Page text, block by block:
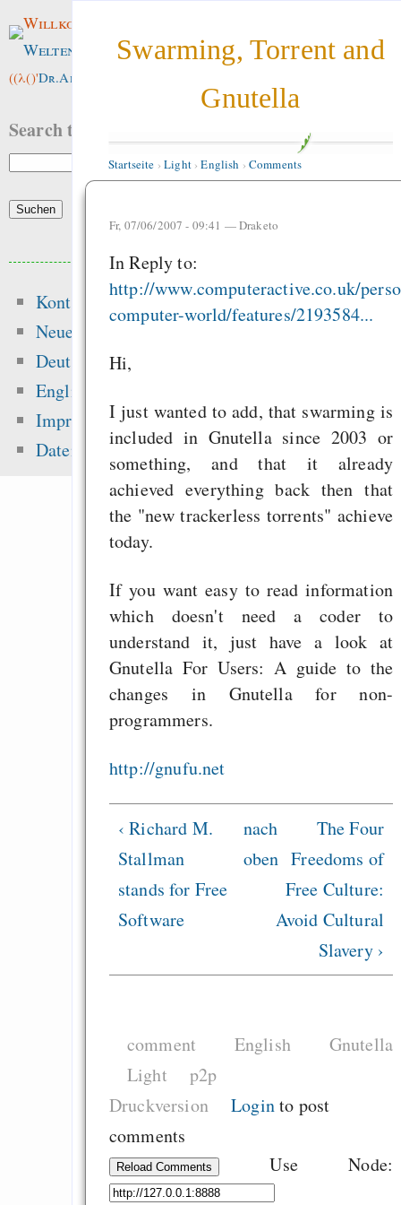
Swarming, Torrent and
Gnutella
Startseite ›Light›English › Comments
Fr, 07/06/2007 - 09:41 —Draketo
In Reply to:
http://www.computeractive.co.uk/
computer-world/features/2193584...
Hi,
I just wanted to add, that swarming is
included in Gnutella since 2003 or
something, and that it already
achieved everything back then that
the "new trackerless torrents" achieve
today.
If you want easy to read information
which doesn't need a coder to
understand it, just have a look at
Gnutella For Users: A guide to the
changes in Gnutella for non-
programmers.
http://gnufu.net
‹ Richard M.
Stallman
stands for Free
Software
nach
oben
The Four
Freedoms of
Free Culture:
Avoid Cultural
Slavery ›
comment English
Gnutella
Light
p2p
Druckversion
Loginto post
comments
Reload Comments Use Node:
Willkommen im
Weltenwald
((λ()'Dr.ArneBab
Search this site:
Kontakt
Neue Inhalte
Deutsch
English
Impressum
Datenschutz
Heute:
noncommercial
Singen im Advent -
zementieren!
English
brauchen wir
Zuletzt angezeigt:
immer falsch
Avatar auf Blu-
zwingt
Raubmordkopien
Essenzielle Infos
(mMn)
Draketo neu: Beiträge
Alltag in
Nebelfest -
Rissen